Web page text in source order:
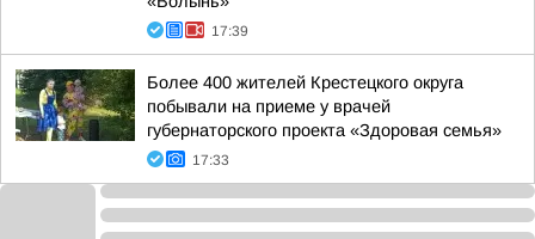
17:39
Более 400 жителей Крестецкого округа
побывали на приеме у врачей
губернаторского проекта «Здоровая семья»
17:33